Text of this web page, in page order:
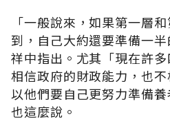
「一般說來，如果第一層
到，自己大約還要準備一
祥中指出。尤其「現在許
相信政府的財政能力，也
以他們要自己更努力準備
也這麼說。